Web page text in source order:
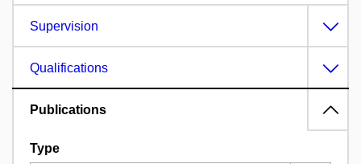
Supervision
Qualifications
Publications
Type